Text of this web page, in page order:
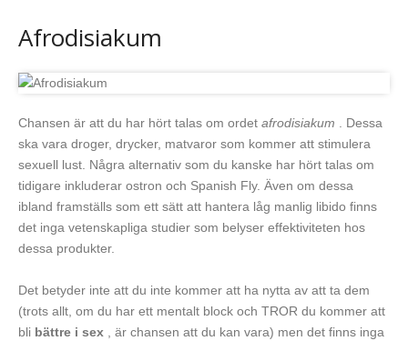
Afrodisiakum
Chansen är att du har hört talas om ordet afrodisiakum . Dessa
ska vara droger, drycker, matvaror som kommer att stimulera
sexuell lust. Några alternativ som du kanske har hört talas om
tidigare inkluderar ostron och Spanish Fly. Även om dessa
ibland framställs som ett sätt att hantera låg manlig libido finns
det inga vetenskapliga studier som belyser effektiviteten hos
dessa produkter.
Det betyder inte att du inte kommer att ha nytta av att ta dem
(trots allt, om du har ett mentalt block och TROR du kommer att
bli bättre i sex , är chansen att du kan vara) men det finns inga